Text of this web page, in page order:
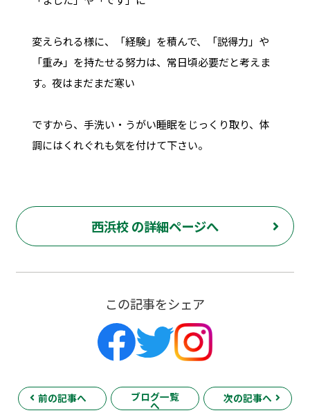
変えられる様に、「経験」を積んで、「説得力」や
「重み」を持たせる努力は、常日頃必要だと考えま
す。夜はまだまだ寒い
ですから、手洗い・うがい睡眠をじっくり取り、体
調にはくれぐれも気を付けて下さい。
西浜校 の詳細ページへ
この記事をシェア
前の記事へ ブログ一覧
へ
次の記事へ